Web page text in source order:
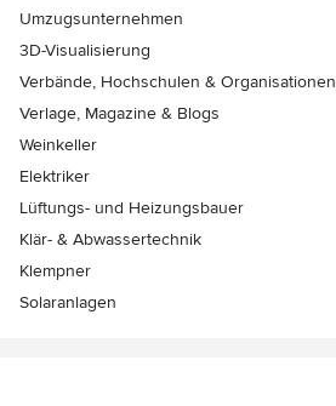
Umzugsunternehmen
3D-Visualisierung
Verbände, Hochschulen & Organisationen
Verlage, Magazine & Blogs
Weinkeller
Elektriker
Lüftungs- und Heizungsbauer
Klär- & Abwassertechnik
Klempner
Solaranlagen